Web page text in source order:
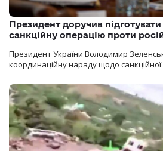
Президент доручив
санкційну операцію проти
Президент України Володимир
координаційну нараду щодо санкційної